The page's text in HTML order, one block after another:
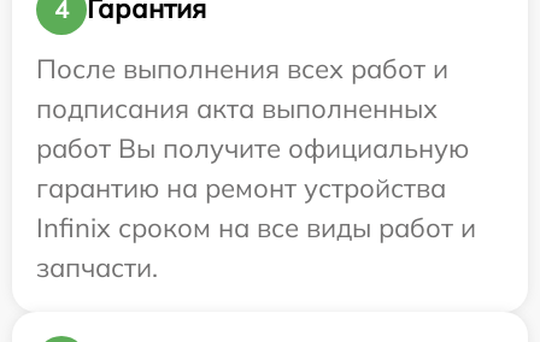
4
Гарантия
После выполнения всех работ и
подписания акта выполненных
работ Вы получите официальную
гарантию на ремонт устройства
Infinix сроком на все виды работ и
запчасти.